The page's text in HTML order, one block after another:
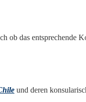
ob das entsprechende
und deren